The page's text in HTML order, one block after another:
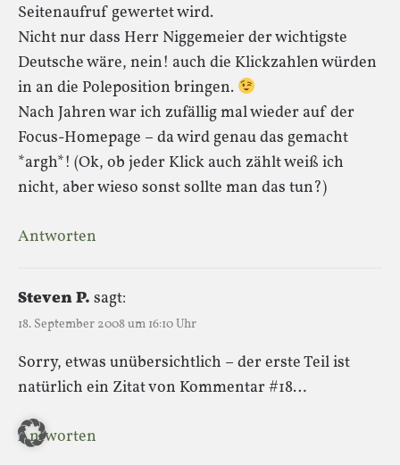
Seitenaufruf gewertet wird.
Nicht nur dass Herr Niggemeier der wichtigste
Deutsche wäre, nein! auch die Klickzahlen würden
in an die Poleposition bringen.
Nach Jahren war ich zufällig mal wieder auf der
Focus-Homepage – da wird genau das gemacht
*argh*! (Ok, ob jeder Klick auch zählt weiß ich
nicht, aber wieso sonst sollte man das tun?)
Antworten
Steven P. sagt:
18. September 2008 um 16:10 Uhr
Sorry, etwas unübersichtlich – der erste Teil ist
natürlich ein Zitat von Kommentar #18…
Antworten